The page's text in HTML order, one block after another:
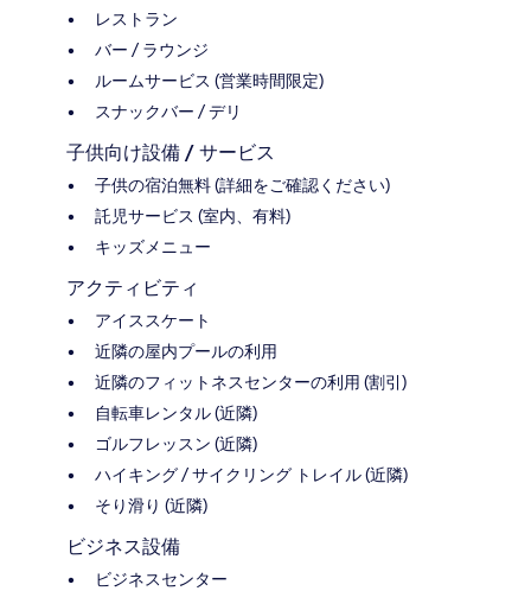
レストラン
バー / ラウンジ
ルームサービス (営業時間限定)
スナックバー / デリ
子供向け設備 / サービス
子供の宿泊無料 (詳細をご確認ください)
託児サービス (室内、有料)
キッズメニュー
アクティビティ
アイススケート
近隣の屋内プールの利用
近隣のフィットネスセンターの利用 (割引)
自転車レンタル (近隣)
ゴルフレッスン (近隣)
ハイキング / サイクリング トレイル (近隣)
そり滑り (近隣)
ビジネス設備
ビジネスセンター